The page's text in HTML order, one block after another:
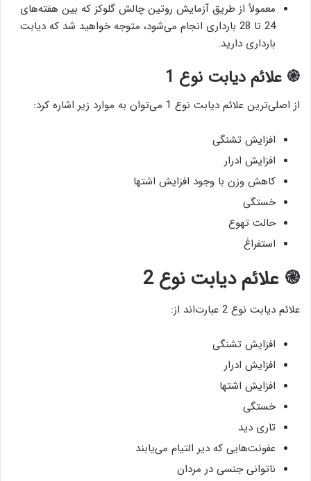
معمولاً از طریق آزمایش روتین چالش گلوکز که بین هفته‌های
24 تا 28 بارداری انجام می‌شود، متوجه خواهید شد که دیابت
بارداری دارید.
֎ علائم دیابت نوع 1
از اصلی‌ترین علائم دیابت نوع 1 می‌توان به موارد زیر اشاره کرد:
افزایش تشنگی
افزایش ادرار
کاهش وزن با وجود افزایش اشتها
خستگی
حالت تهوع
استفراغ
֎ علائم دیابت نوع 2
علائم دیابت نوع 2 عبارت‌اند از:
افزایش تشنگی
افزایش ادرار
افزایش اشتها
خستگی
تاری دید
عفونت‌هایی که دیر التیام می‌یابند
ناتوانی جنسی در مردان